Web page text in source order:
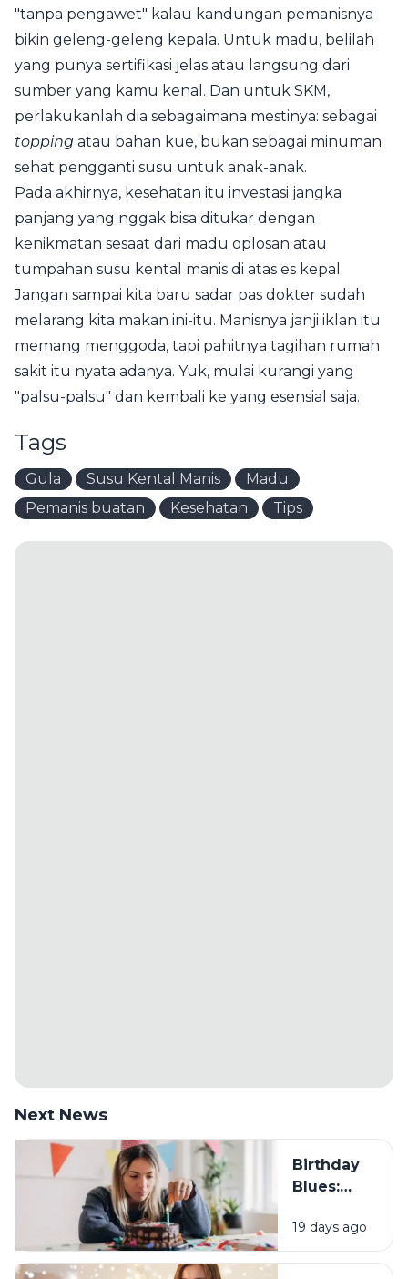
"tanpa pengawet" kalau kandungan pemanisnya
bikin geleng-geleng kepala. Untuk madu, belilah
yang punya sertifikasi jelas atau langsung dari
sumber yang kamu kenal. Dan untuk SKM,
perlakukanlah dia sebagaimana mestinya: sebagai
topping atau bahan kue, bukan sebagai minuman
sehat pengganti susu untuk anak-anak.
Pada akhirnya, kesehatan itu investasi jangka
panjang yang nggak bisa ditukar dengan
kenikmatan sesaat dari madu oplosan atau
tumpahan susu kental manis di atas es kepal.
Jangan sampai kita baru sadar pas dokter sudah
melarang kita makan ini-itu. Manisnya janji iklan itu
memang menggoda, tapi pahitnya tagihan rumah
sakit itu nyata adanya. Yuk, mulai kurangi yang
"palsu-palsu" dan kembali ke yang esensial saja.
Tags
Gula Susu Kental Manis
Madu
Pemanis buatan
Kesehatan Tips
Next News
Birthday
Blues:
Sebagian
Orang
19 days ago